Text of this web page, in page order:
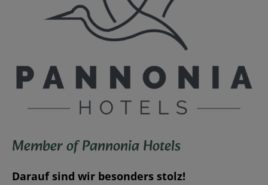
Member of Pannonia Hotels
Darauf sind wir besonders stolz!